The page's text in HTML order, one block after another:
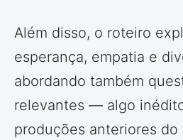
Além disso, o roteiro
esperança, empatia e
abordando também
relevantes — algo
produções anteriores do